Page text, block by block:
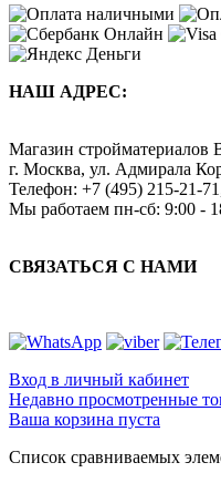
НАШ АДРЕС:
Магазин стройматериалов
г. Москва, ул. Адмирала
Телефон: +7 (495) 215-21-71
Мы работаем пн-сб: 9:00 -
СВЯЗАТЬСЯ С НАМИ
Вход в личный кабинет
Недавно просмотренные
Ваша корзина пуста
Список сравниваемых